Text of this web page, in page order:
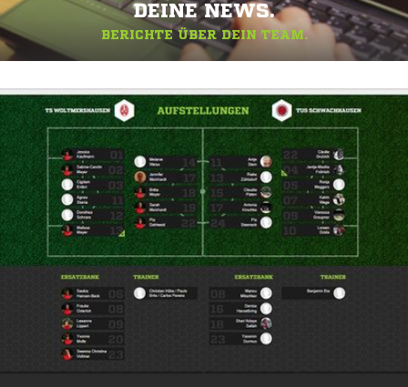
DEINE NEWS.
BERICHTE ÜBER DEIN TEAM.